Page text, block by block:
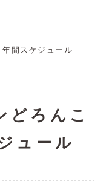
年間スケジュール
どろんこ
ュール